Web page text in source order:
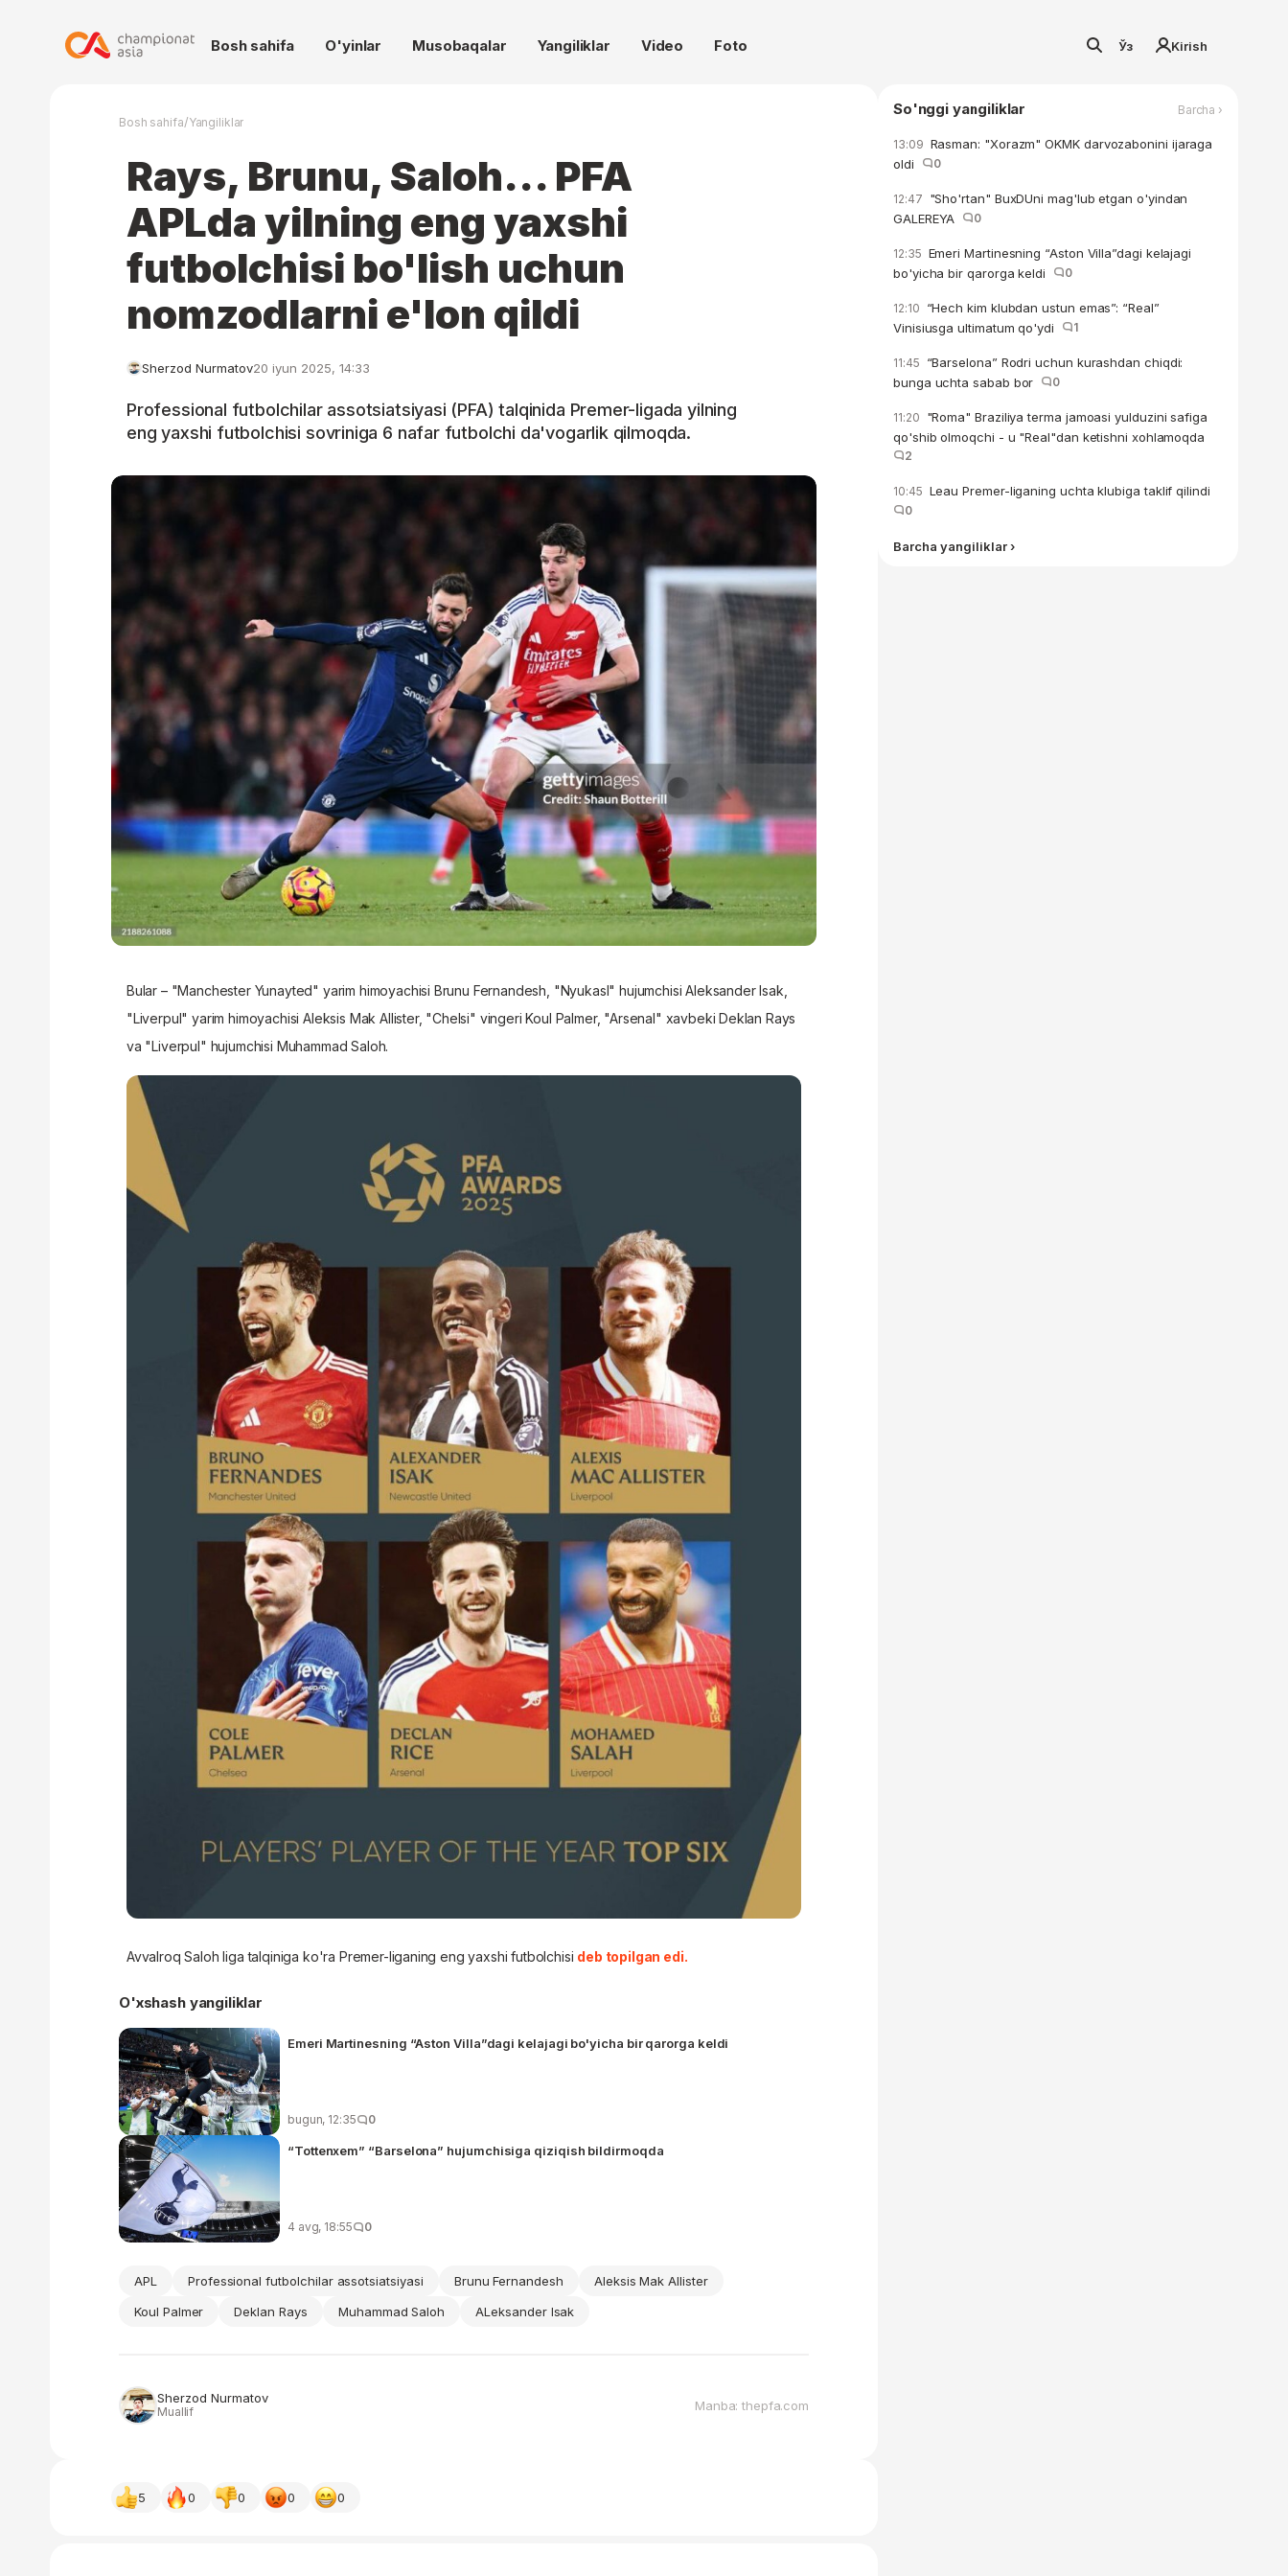
Bosh sahifa O'yinlar Musobaqalar Yangiliklar Video Foto Ўз Kirish
Bosh sahifa/Yangiliklar
Rays, Brunu, Saloh... PFA
APLda yilning eng yaxshi
futbolchisi bo'lish uchun
nomzodlarni e'lon qildi
Sherzod Nurmatov20 iyun 2025, 14:33
Professional futbolchilar assotsiatsiyasi (PFA) talqinida Premer-ligada yilning
eng yaxshi futbolchisi sovriniga 6 nafar futbolchi da'vogarlik qilmoqda.
Bular – "Manchester Yunayted" yarim himoyachisi Brunu Fernandesh, "Nyukasl" hujumchisi Aleksander Isak,
"Liverpul" yarim himoyachisi Aleksis Mak Allister, "Chelsi" vingeri Koul Palmer, "Arsenal" xavbeki Deklan Rays
va "Liverpul" hujumchisi Muhammad Saloh.
Avvalroq Saloh liga talqiniga ko'ra Premer-liganing eng yaxshi futbolchisi deb topilgan edi.
O'xshash yangiliklar
Emeri Martinesning “Aston Villa”dagi kelajagi bo'yicha bir qarorga keldi
bugun, 12:35 0
“Tottenxem” “Barselona” hujumchisiga qiziqish bildirmoqda
4 avg, 18:55 0
APL Professional futbolchilar assotsiatsiyasi Brunu Fernandesh
Aleksis Mak Allister
Koul Palmer
Deklan Rays Muhammad Saloh ALeksander Isak
Sherzod Nurmatov
Muallif Manba: thepfa.com
5 0 0 0 0
So'nggi yangiliklar Barcha ›
13:09 Rasman: "Xorazm" OKMK darvozabonini ijaraga
oldi
0
12:47 "Sho'rtan" BuxDUni mag'lub etgan o'yindan
GALEREYA
0
12:35 Emeri Martinesning “Aston Villa”dagi kelajagi
bo'yicha bir qarorga keldi
0
12:10 “Hech kim klubdan ustun emas”: “Real”
Vinisiusga ultimatum qo'ydi
1
11:45 “Barselona” Rodri uchun kurashdan chiqdi:
bunga uchta sabab bor
0
11:20 "Roma" Braziliya terma jamoasi yulduzini safiga
qo'shib olmoqchi - u "Real"dan ketishni xohlamoqda
2
10:45 Leau Premer-liganing uchta klubiga taklif qilindi
0
Barcha yangiliklar ›